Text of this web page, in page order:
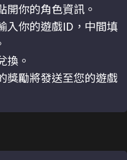
開你的角色資訊。
入你的遊戲ID，中間填
換。
獎勵將發送至您的遊戲